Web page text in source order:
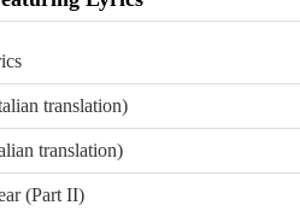
translation)
translation)
(Part II)